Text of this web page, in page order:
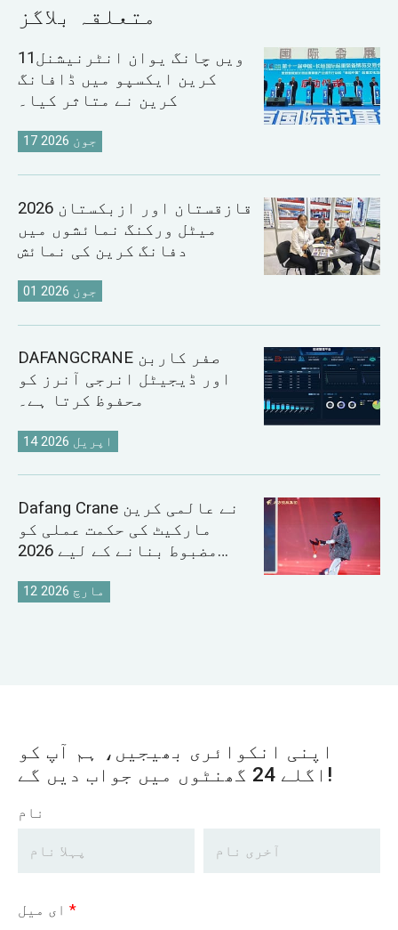
متعلقہ بلاگز
11ویں چانگ یوان انٹرنیشنل
کرین ایکسپو میں ڈافانگ
کرین نے متاثر کیا۔
17 جون 2026
2026 قازقستان اور ازبکستان
میٹل ورکنگ نمائشوں میں
دفانگ کرین کی نمائش
01 جون 2026
DAFANGCRANE صفر کاربن
اور ڈیجیٹل انرجی آنرز کو
محفوظ کرتا ہے۔
14 اپریل 2026
Dafang Crane نے عالمی کرین
مارکیٹ کی حکمت عملی کو
مضبوط بنانے کے لیے 2026
12 مارچ 2026
اپنی انکوائری بھیجیں، ہم آپ کو
اگلے 24 گھنٹوں میں جواب دیں گے!
نام
*